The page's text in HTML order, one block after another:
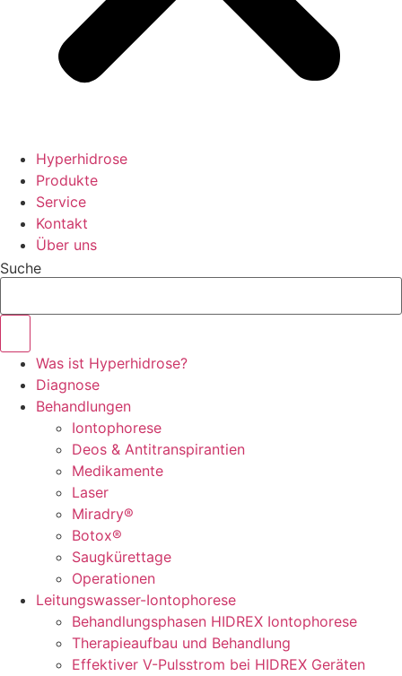
Hyperhidrose
Produkte
Service
Kontakt
Über uns
Suche
Was ist Hyperhidrose?
Diagnose
Behandlungen
Iontophorese
Deos & Antitranspirantien
Medikamente
Laser
Miradry®
Botox®
Saugkürettage
Operationen
Leitungswasser-Iontophorese
Behandlungsphasen HIDREX Iontophorese
Therapieaufbau und Behandlung
Effektiver V-Pulsstrom bei HIDREX Geräten